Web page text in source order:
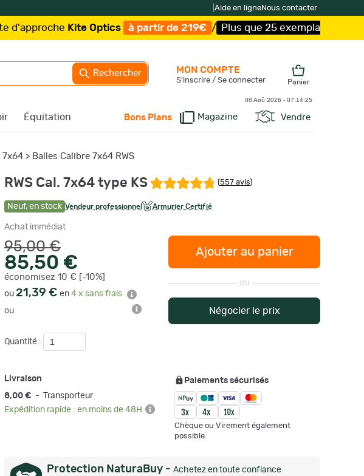
Aide en ligneNous contacter
Optics à partir de 219€ / Plus que 25 exemplaires ! /Livraison
Rechercher
Équitation Bons Plans Magazine Vendre
MON COMPTE
S'inscrire / Se connecter Panier
08 Aoû 2026 - 07:14:26
7x64 > Balles Calibre 7x64 RWS
RWS Cal. 7x64 type KS (557 avis)
Neuf, en stock Vendeur professionnel Armurier Certifié
Achat immédiat
95,00 €
85,50 €
économisez 10 € [-10%]
ou 21,39 € en 4 x sans frais
ou
Quantité :
Ajouter au panier
ou
Négocier le prix
Livraison
8,00 € - Transporteur
Expédition rapide : en moins de 48H
Paiements sécurisés
Chèque ou Virement également
possible.
Protection NaturaBuy - Achetez en toute confiance